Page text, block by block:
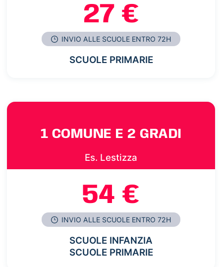
27 €
INVIO ALLE SCUOLE ENTRO 72H
SCUOLE PRIMARIE
1 COMUNE E 2 GRADI
Es. Lestizza
54 €
INVIO ALLE SCUOLE ENTRO 72H
SCUOLE INFANZIA
SCUOLE PRIMARIE